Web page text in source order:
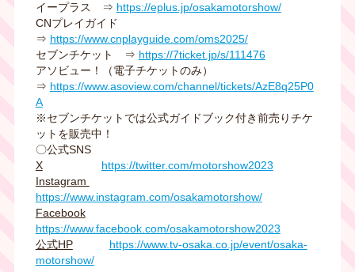
イープラス ⇒ https://eplus.jp/osakamotorshow/
CNプレイガイド
⇒ https://www.cnplayguide.com/oms2025/
セブンチケット ⇒ https://7ticket.jp/s/111476
アソビュー！（電子チケットのみ）
⇒ https://www.asoview.com/channel/tickets/AzE8q25P0
A
※セブンチケットでは公式ガイドブック付き前売りチケ
ットを販売中！
〇公式SNS
X
https://twitter.com/motorshow2023
Instagram
https://www.instagram.com/osakamotorshow/
Facebook
https://www.facebook.com/osakamotorshow2023
公式HP
https://www.tv-osaka.co.jp/event/osaka-
motorshow/